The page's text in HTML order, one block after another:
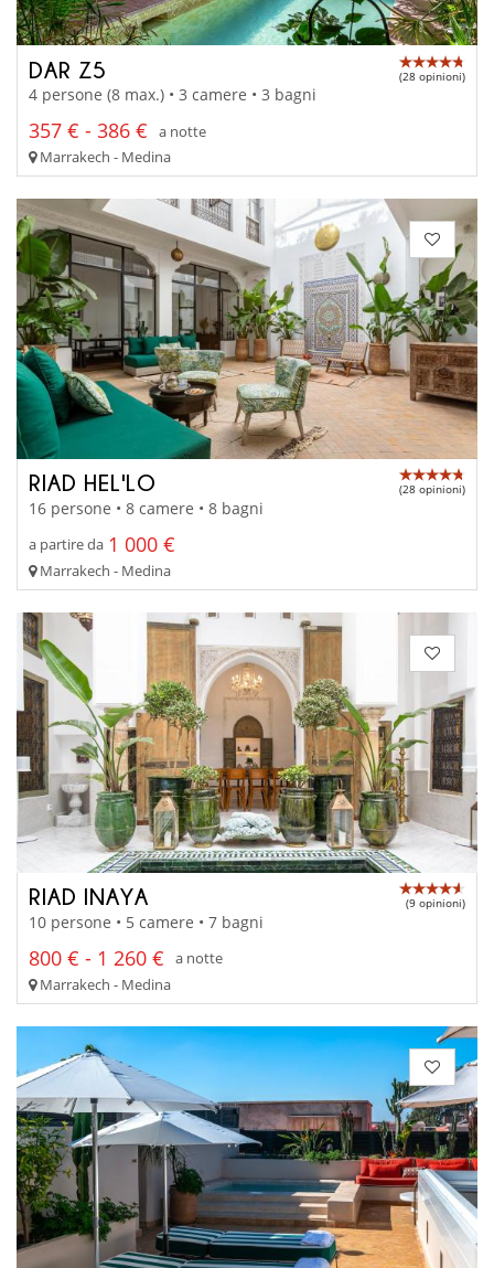
DAR Z5 (28 opinioni)
4 persone (8 max.) • 3 camere • 3 bagni
357 € - 386 €
a notte
Marrakech - Medina
RIAD HEL'LO (28 opinioni)
16 persone • 8 camere • 8 bagni
a partire da 1 000 €
Marrakech - Medina
RIAD INAYA (9 opinioni)
10 persone • 5 camere • 7 bagni
800 € - 1 260 €
a notte
Marrakech - Medina